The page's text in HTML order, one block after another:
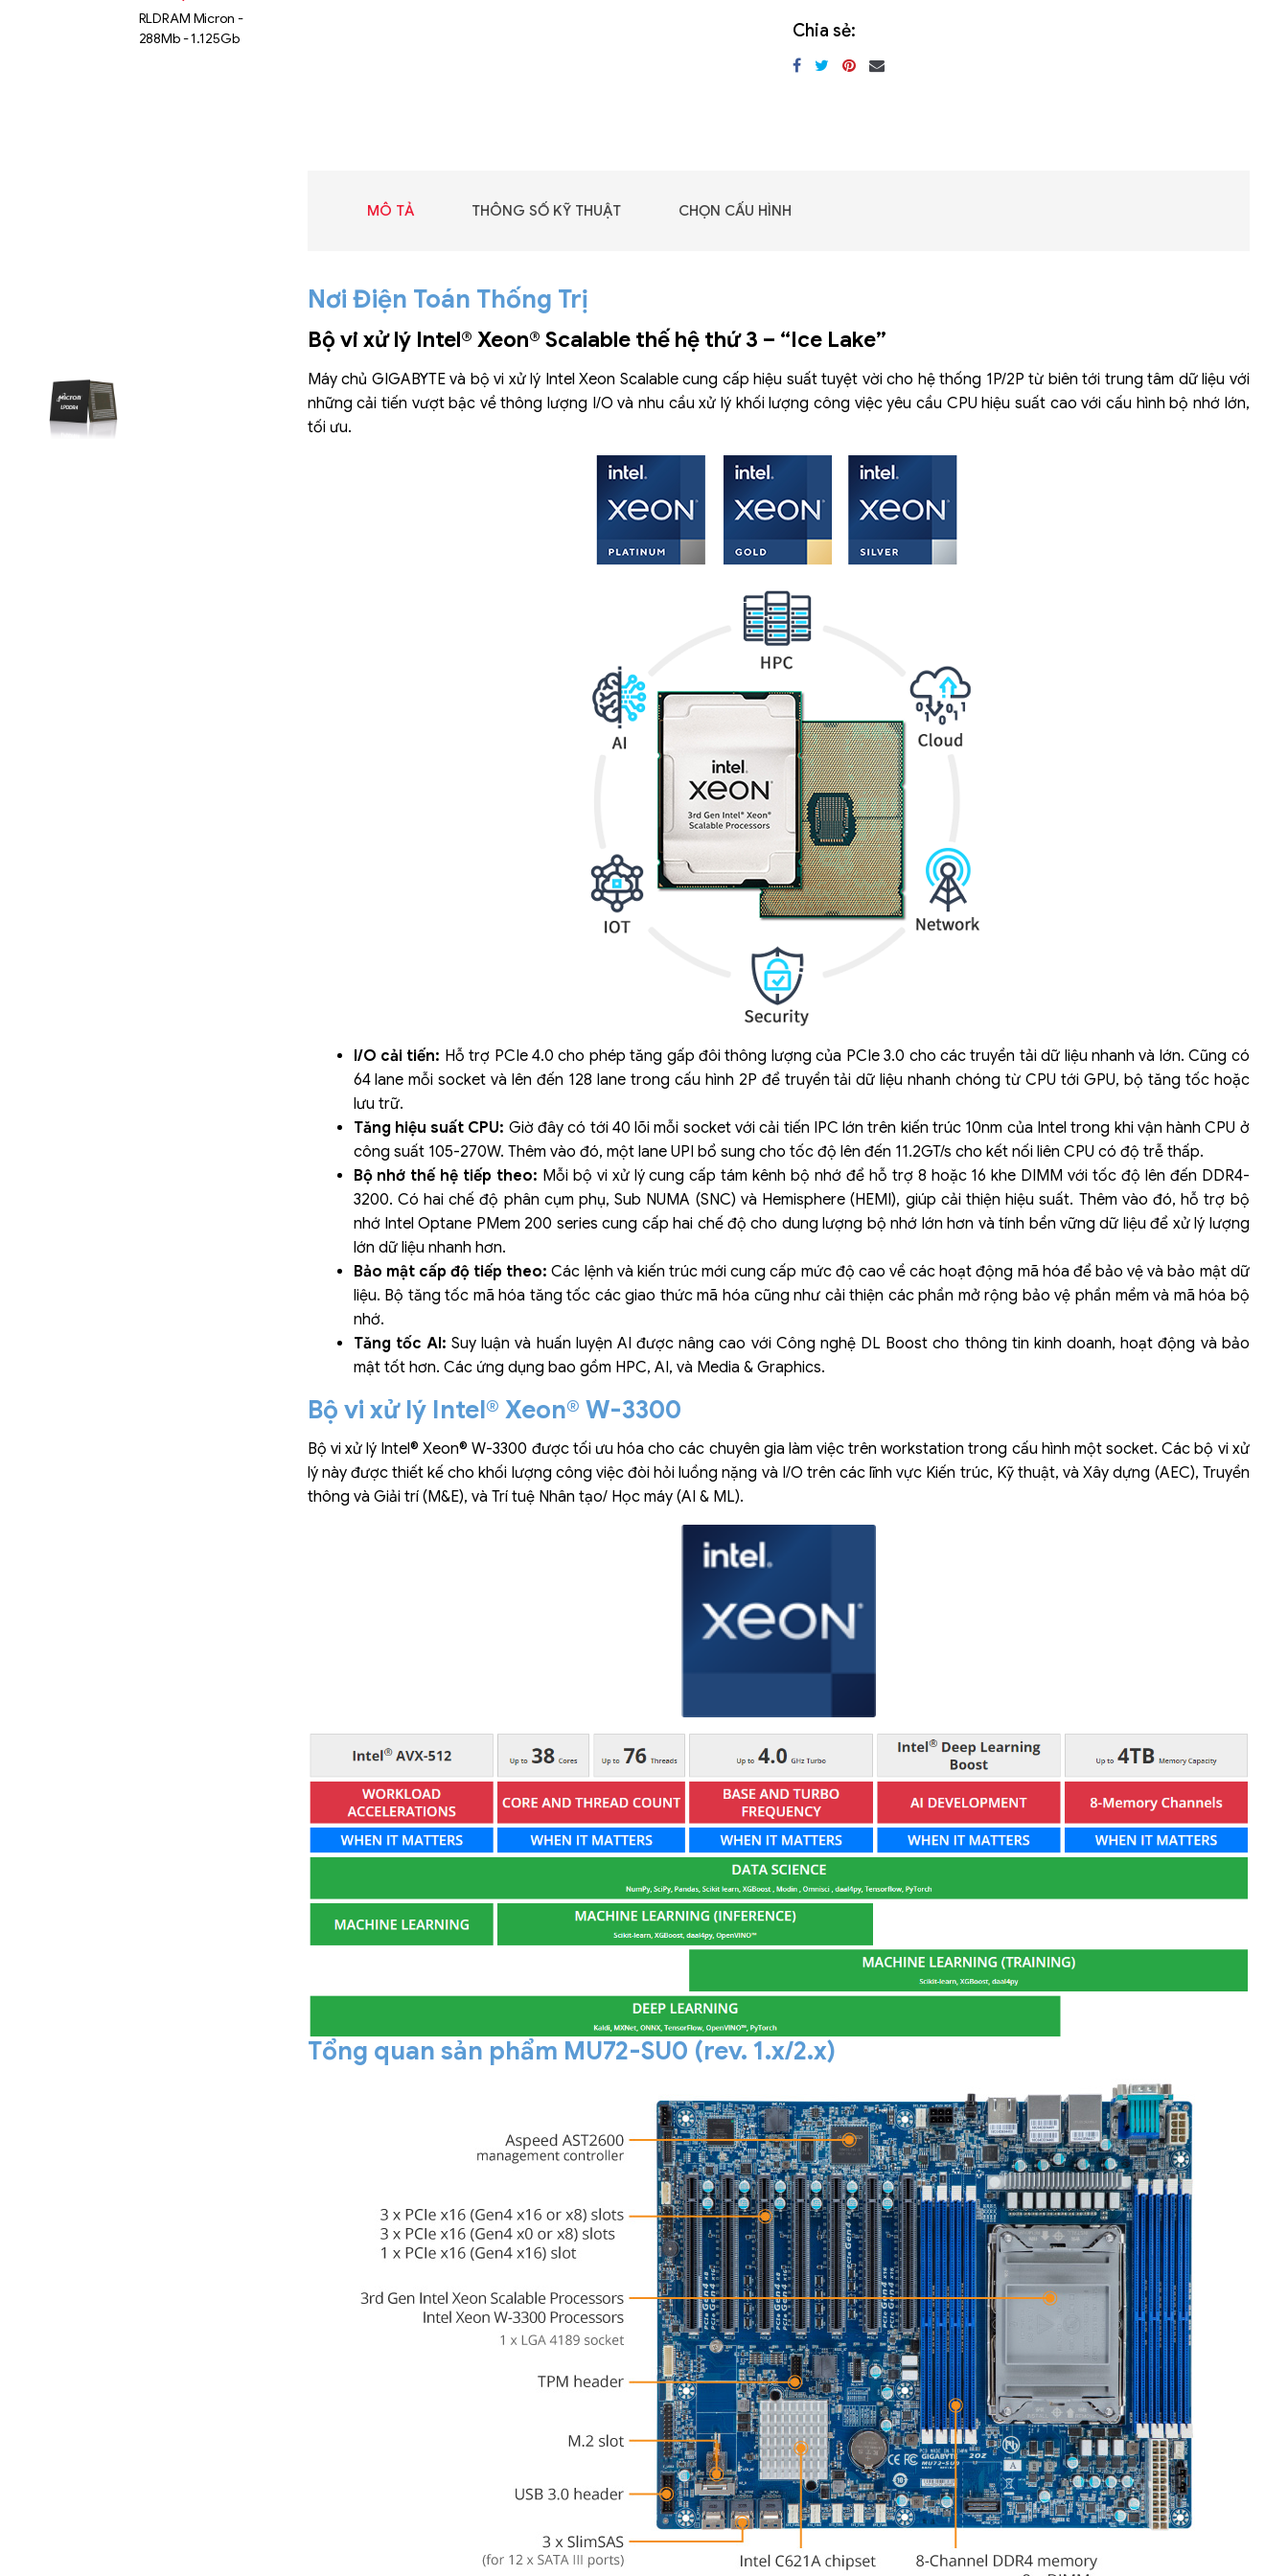
Chia sẻ:
MÔ TẢ THÔNG SỐ KỸ THUẬT CHỌN CẤU HÌNH
Nơi Điện Toán Thống Trị
Bộ vi xử lý Intel® Xeon® Scalable thế hệ thứ 3 – “Ice Lake”
Máy chủ GIGABYTE và bộ vi xử lý Intel Xeon Scalable cung cấp hiệu suất tuyệt vời cho hệ thống 1P/2P từ biên tới trung tâm dữ liệu với
những cải tiến vượt bậc về thông lượng I/O và nhu cầu xử lý khối lượng công việc yêu cầu CPU hiệu suất cao với cấu hình bộ nhớ lớn,
tối ưu.
I/O cải tiến: Hỗ trợ PCIe 4.0 cho phép tăng gấp đôi thông lượng của PCIe 3.0 cho các truyền tải dữ liệu nhanh và lớn. Cũng có
64 lane mỗi socket và lên đến 128 lane trong cấu hình 2P để truyền tải dữ liệu nhanh chóng từ CPU tới GPU, bộ tăng tốc hoặc
lưu trữ.
Tăng hiệu suất CPU: Giờ đây có tới 40 lõi mỗi socket với cải tiến IPC lớn trên kiến trúc 10nm của Intel trong khi vận hành CPU ở
công suất 105-270W. Thêm vào đó, một lane UPI bổ sung cho tốc độ lên đến 11.2GT/s cho kết nối liên CPU có độ trễ thấp.
Bộ nhớ thế hệ tiếp theo: Mỗi bộ vi xử lý cung cấp tám kênh bộ nhớ để hỗ trợ 8 hoặc 16 khe DIMM với tốc độ lên đến DDR4-
3200. Có hai chế độ phân cụm phụ, Sub NUMA (SNC) và Hemisphere (HEMI), giúp cải thiện hiệu suất. Thêm vào đó, hỗ trợ bộ
nhớ Intel Optane PMem 200 series cung cấp hai chế độ cho dung lượng bộ nhớ lớn hơn và tính bền vững dữ liệu để xử lý lượng
lớn dữ liệu nhanh hơn.
Bảo mật cấp độ tiếp theo:Các lệnh và kiến trúc mới cung cấp mức độ cao về các hoạt động mã hóa để bảo vệ và bảo mật dữ
liệu. Bộ tăng tốc mã hóa tăng tốc các giao thức mã hóa cũng như cải thiện các phần mở rộng bảo vệ phần mềm và mã hóa bộ
nhớ.
Tăng tốc AI: Suy luận và huấn luyện AI được nâng cao với Công nghệ DL Boost cho thông tin kinh doanh, hoạt động và bảo
mật tốt hơn. Các ứng dụng bao gồm HPC, AI, và Media & Graphics.
Bộ vi xử lý Intel® Xeon® W-3300
Bộ vi xử lý Intel® Xeon® W-3300 được tối ưu hóa cho các chuyên gia làm việc trên workstation trong cấu hình một socket. Các bộ vi xử
lý này được thiết kế cho khối lượng công việc đòi hỏi luồng nặng và I/O trên các lĩnh vực Kiến trúc, Kỹ thuật, và Xây dựng (AEC), Truyền
thông và Giải trí (M&E), và Trí tuệ Nhân tạo/ Học máy (AI & ML).
Tổng quan sản phẩm MU72-SU0 (rev. 1.x/2.x)
RLDRAM Micron -
288Mb - 1.125Gb
SK hynix - DRAM -
GDDR - GDDR6